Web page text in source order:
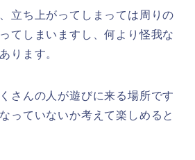
立ち上がってしまっては周りの
てしまいますし、何より怪我な
ります。
さんの人が遊びに来る場所です
っていないか考えて楽しめると